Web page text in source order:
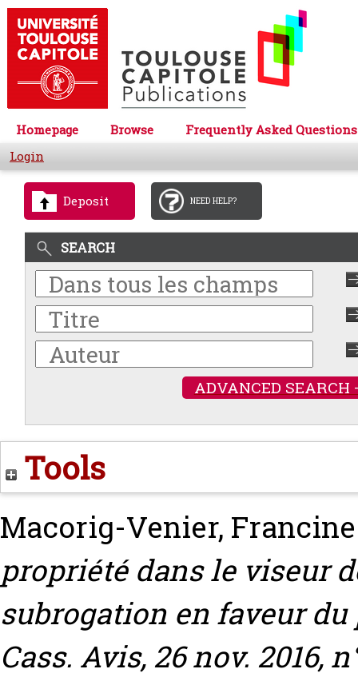
Homepage Browse
Frequently Asked Questions
Login
Deposit NEED HELP?
SEARCH
ADVANCED SEARCH
Tools
Macorig-Venier, Francine
propriété dans le viseur
subrogation en faveur
Cass. Avis, 26 nov. 2016,